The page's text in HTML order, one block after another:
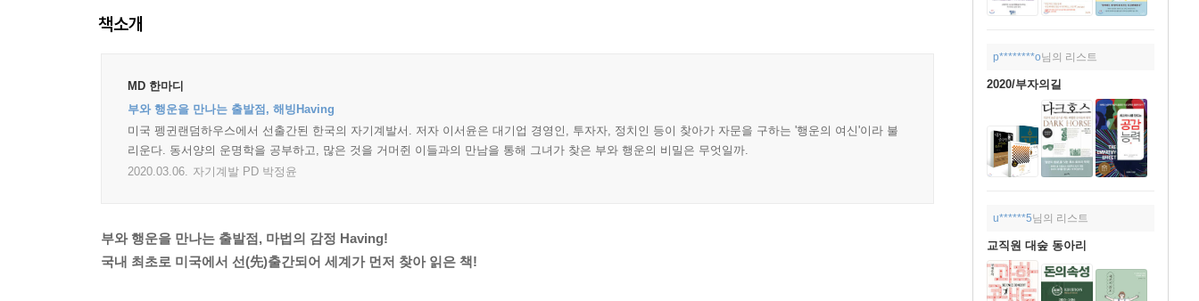
p********o님의 리스트
2020/부자의길
u******5님의 리스트
교직원 대숲 동아리
책소개
MD 한마디
부와 행운을 만나는 출발점, 해빙Having
미국 펭귄랜덤하우스에서 선출간된 한국의 자기계발서. 저자 이서윤은 대기업 경영인, 투자자, 정치인 등이 찾아가 자문을 구하는 '행운의 여신'이라 불
리운다. 동서양의 운명학을 공부하고, 많은 것을 거머쥔 이들과의 만남을 통해 그녀가 찾은 부와 행운의 비밀은 무엇일까.
2020.03.06. 자기계발 PD 박정윤
부와 행운을 만나는 출발점, 마법의 감정 Having!
국내 최초로 미국에서 선(先)출간되어 세계가 먼저 찾아 읽은 책!